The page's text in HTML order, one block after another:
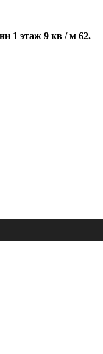
1 этаж 9 кв / м 62.